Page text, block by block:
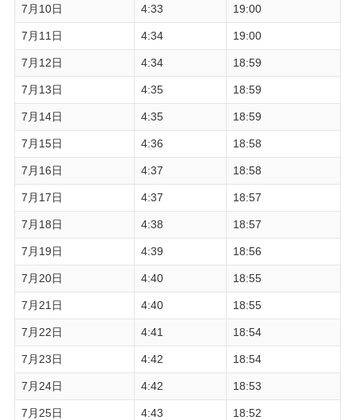
7月10日 4:33 19:00
7月11日 4:34 19:00
7月12日 4:34 18:59
7月13日 4:35 18:59
7月14日 4:35 18:59
7月15日 4:36 18:58
7月16日 4:37 18:58
7月17日 4:37 18:57
7月18日 4:38 18:57
7月19日 4:39 18:56
7月20日 4:40 18:55
7月21日 4:40 18:55
7月22日 4:41 18:54
7月23日 4:42 18:54
7月24日 4:42 18:53
7月25日 4:43 18:52